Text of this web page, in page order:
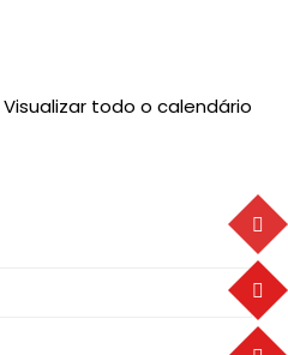
Visualizar todo o calendário